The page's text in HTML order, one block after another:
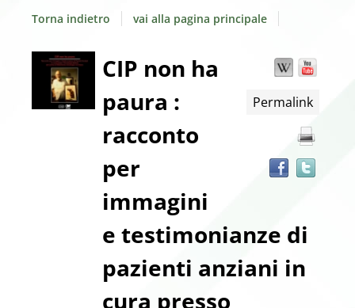
Torna indietro vai alla pagina principale
Dettaglio
del
documento
Wikipedia
Permalink
CIP non ha
paura :
racconto
per
immagini
e testimonianze di
pazienti anziani in
cura presso